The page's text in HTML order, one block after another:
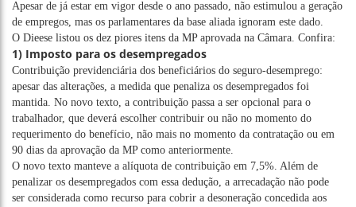
Apesar de já estar em vigor desde o ano passado, não estimulou a geração
de empregos, mas os parlamentares da base aliada ignoram este dado.
O Dieese listou os dez piores itens da MP aprovada na Câmara. Confira:
1) Imposto para os desempregados
Contribuição previdenciária dos beneficiários do seguro-desemprego:
apesar das alterações, a medida que penaliza os desempregados foi
mantida. No novo texto, a contribuição passa a ser opcional para o
trabalhador, que deverá escolher contribuir ou não no momento do
requerimento do benefício, não mais no momento da contratação ou em
90 dias da aprovação da MP como anteriormente.
O novo texto manteve a alíquota de contribuição em 7,5%. Além de
penalizar os desempregados com essa dedução, a arrecadação não pode
ser considerada como recurso para cobrir a desoneração concedida aos